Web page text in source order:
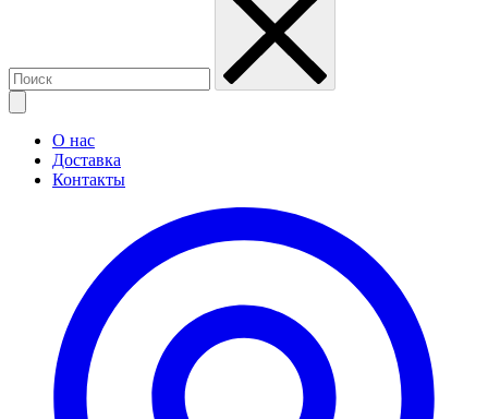
О нас
Доставка
Контакты